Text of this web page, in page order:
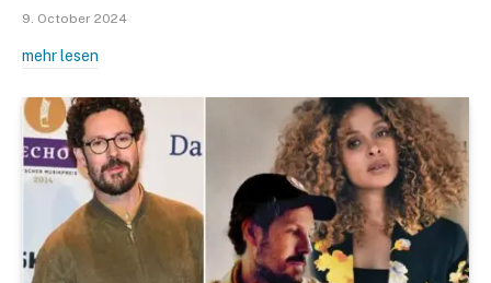
9. October 2024
mehr lesen